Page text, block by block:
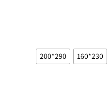
230*160
290*200